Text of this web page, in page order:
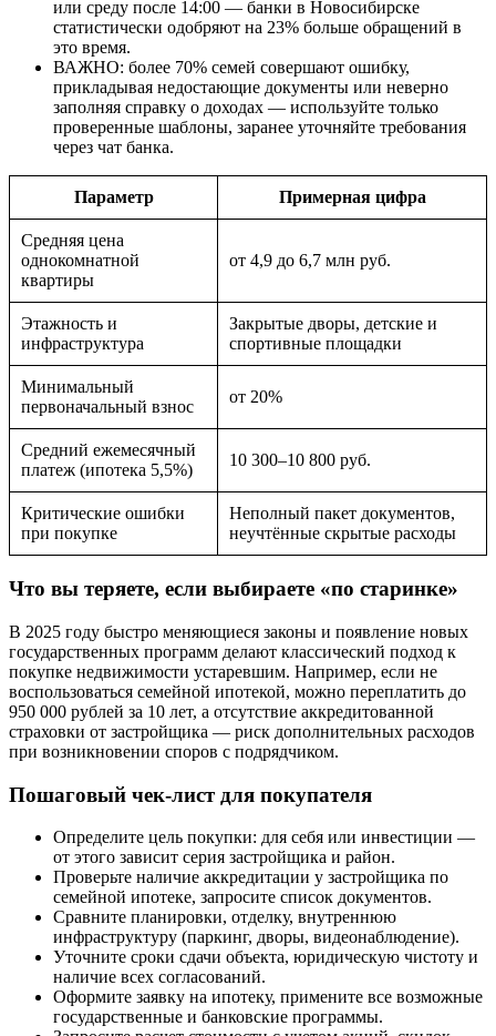
или среду после 14:00 — банки в Новосибирске
статистически одобряют на 23% больше обращений в
это время.
ВАЖНО: более 70% семей совершают ошибку,
прикладывая недостающие документы или неверно
заполняя справку о доходах — используйте только
проверенные шаблоны, заранее уточняйте требования
через чат банка.
Параметр Примерная цифра
Средняя цена
однокомнатной
квартиры
от 4,9 до 6,7 млн руб.
Этажность и
инфраструктура
Закрытые дворы, детские и
спортивные площадки
Минимальный
первоначальный взнос
от 20%
Средний ежемесячный
платеж (ипотека 5,5%)
10 300–10 800 руб.
Критические ошибки
при покупке
Неполный пакет документов,
неучтённые скрытые расходы
Что вы теряете, если выбираете «по старинке»
В 2025 году быстро меняющиеся законы и появление новых
государственных программ делают классический подход к
покупке недвижимости устаревшим. Например, если не
воспользоваться семейной ипотекой, можно переплатить до
950 000 рублей за 10 лет, а отсутствие аккредитованной
страховки от застройщика — риск дополнительных расходов
при возникновении споров с подрядчиком.
Пошаговый чек-лист для покупателя
Определите цель покупки: для себя или инвестиции —
от этого зависит серия застройщика и район.
Проверьте наличие аккредитации у застройщика по
семейной ипотеке, запросите список документов.
Сравните планировки, отделку, внутреннюю
инфраструктуру (паркинг, дворы, видеонаблюдение).
Уточните сроки сдачи объекта, юридическую чистоту и
наличие всех согласований.
Оформите заявку на ипотеку, примените все возможные
государственные и банковские программы.